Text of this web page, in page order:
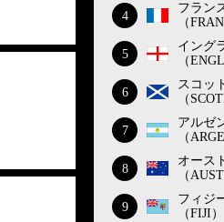
4
フラン
（
5
イング
（
6
スコッ
（
7
アルゼ
（
8
オース
（
9
フィジ
（FIJI）